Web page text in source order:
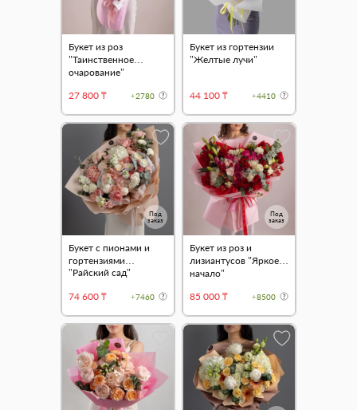
Букет из роз
"Таинственное
очарование"
27 800 ₸
+2780
Букет из гортензии
"Желтые лучи"
44 100 ₸ +4410
Под
заказ
Букет с пионами и
гортензиями
"Райский сад"
74 600 ₸
+7460
Под
заказ
Букет из роз и
лизиантусов "Яркое
начало"
85 000 ₸
+8500